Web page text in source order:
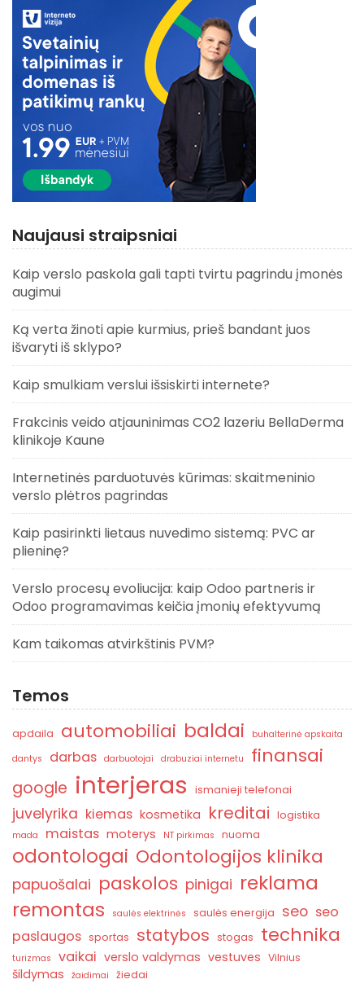
Naujausi straipsniai
Kaip verslo paskola gali tapti tvirtu pagrindu įmonės
augimui
Ką verta žinoti apie kurmius, prieš bandant juos
išvaryti iš sklypo?
Kaip smulkiam verslui išsiskirti internete?
Frakcinis veido atjauninimas CO2 lazeriu BellaDerma
klinikoje Kaune
Internetinės parduotuvės kūrimas: skaitmeninio
verslo plėtros pagrindas
Kaip pasirinkti lietaus nuvedimo sistemą: PVC ar
plieninę?
Verslo procesų evoliucija: kaip Odoo partneris ir
Odoo programavimas keičia įmonių efektyvumą
Kam taikomas atvirkštinis PVM?
Temos
apdaila automobiliai baldai
buhalterinė apskaita
dantys
darbas darbuotojai drabuziai internetu finansai
google interjeras ismanieji telefonai
juvelyrika kiemas kosmetika kreditai logistika
mada maistas moterys NT pirkimas nuoma
odontologai Odontologijos klinika
papuošalai paskolos pinigai reklama
remontas
saulės elektrinės saulės energija seo seo
paslaugos sportas statybos stogas technika
turizmas vaikai verslo valdymas vestuves Vilnius
šildymas žaidimai žiedai